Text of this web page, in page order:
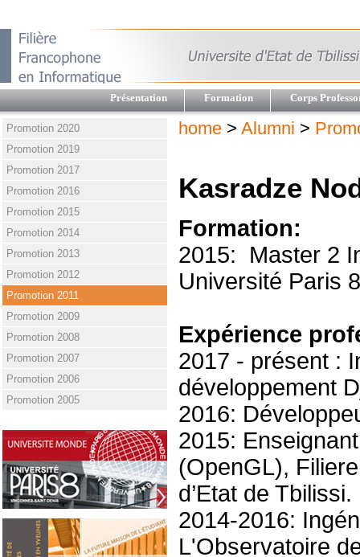
Présentation Formation Corps
Promotion 2020
Promotion 2019
Promotion 2017
Promotion 2016
Promotion 2015
Promotion 2014
Promotion 2013
Promotion 2012
Promotion 2011
Promotion 2009
Promotion 2008
Promotion 2007
Promotion 2006
Promotion 2005
home > Alumni >
Kasradze
Formation:
2015: Master 2
Université Paris
Expérience
2017 - présent :
développement
2016:
2015:
(OpenGL),
d’Etat de Tbilissi.
2014-2016:
L'Observatoire